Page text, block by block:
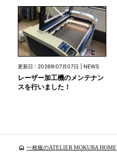
更新日 : 2026年07月07日 | NEWS
レーザー加工機のメンテナン
スを行いました！
home 一枚板のATELIER MOKUBA HOME